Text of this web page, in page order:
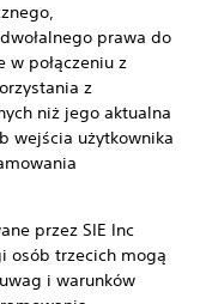
prawa do
w połączeniu z
z
niż jego aktualna
wejścia użytkownika
przez SIE Inc
osób trzecich mogą
i warunków